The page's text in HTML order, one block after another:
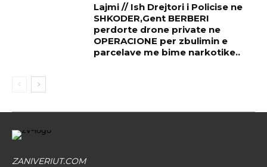
Lajmi // Ish Drejtori i Policise ne
SHKODER,Gent BERBERI
perdorte drone private ne
OPERACIONE per zbulimin e
parcelave me bime narkotike..
ZANIVERIUT.COM